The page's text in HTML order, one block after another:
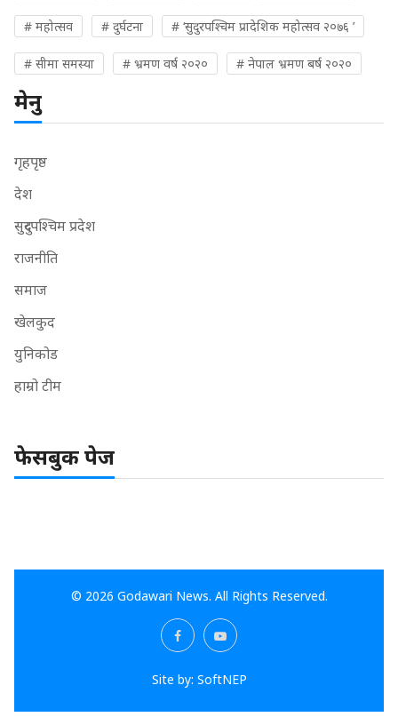
# महोत्सव # दुर्घटना # ‘सुदुरपश्चिम प्रादेशिक महोत्सव २०७६ ’
# सीमा समस्या # भ्रमण वर्ष २०२० # नेपाल भ्रमण बर्ष २०२०
मेनु
गृहपृष्ठ
देश
सुदुरपश्चिम प्रदेश
राजनीति
समाज
खेलकुद
युनिकोड
हाम्रो टीम
फेसबुक पेज
© 2026 Godawari News. All Rights Reserved.
Site by: SoftNEP